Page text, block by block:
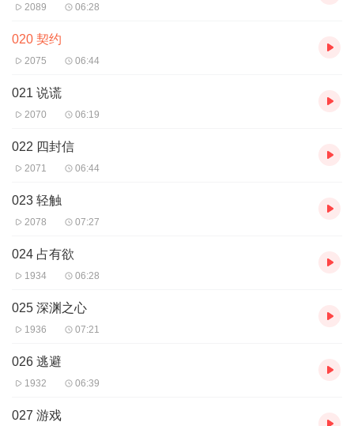
2089 06:28
020 契约
2075 06:44
021 说谎
2070 06:19
022 四封信
2071 06:44
023 轻触
2078 07:27
024 占有欲
1934 06:28
025 深渊之心
1936 07:21
026 逃避
1932 06:39
027 游戏